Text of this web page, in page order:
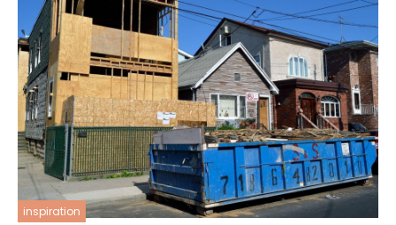
inspiration